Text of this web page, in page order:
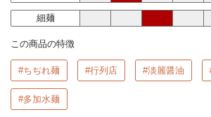
細麺
この商品の特徴
#ちぢれ麺 #行列店 #淡麗醤油
#多加水麺